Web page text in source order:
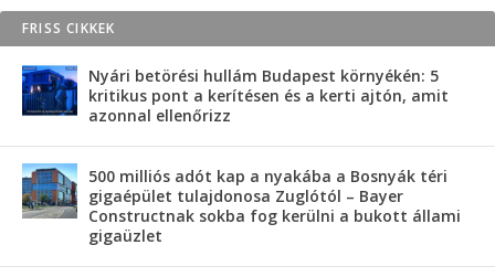
FRISS CIKKEK
Nyári betörési hullám Budapest környékén: 5
kritikus pont a kerítésen és a kerti ajtón, amit
azonnal ellenőrizz
500 milliós adót kap a nyakába a Bosnyák téri
gigaépület tulajdonosa Zuglótól – Bayer
Constructnak sokba fog kerülni a bukott állami
gigaüzlet